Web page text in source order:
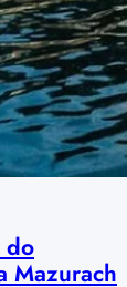
do
Mazurach